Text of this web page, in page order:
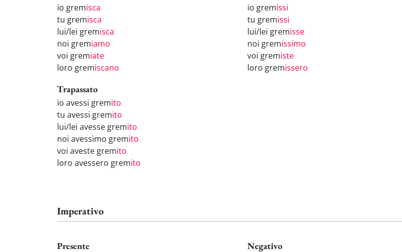
io gremisca
tu gremisca
lui/lei gremisca
noi gremiamo
voi gremiate
loro gremiscano
io gremissi
tu gremissi
lui/lei gremisse
noi gremissimo
voi gremiste
loro gremissero
Trapassato
io avessi gremito
tu avessi gremito
lui/lei avesse gremito
noi avessimo gremito
voi aveste gremito
loro avessero gremito
Imperativo
Presente Negativo